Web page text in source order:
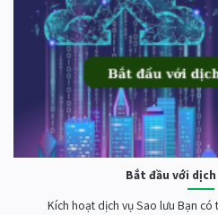
Bắt đầu với
Kích hoạt dịch vụ Sao lưu Bạn